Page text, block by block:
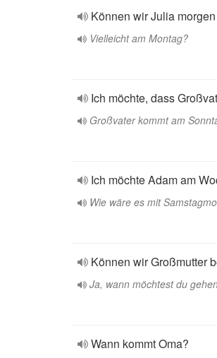
Können wir Julia
Vielleicht am Montag?
Ich möchte, dass
Großvater kommt am
Ich möchte Adam am
Wie wäre es mit
Können wir Großmutter
Ja, wann möchtest du
Wann kommt Oma?